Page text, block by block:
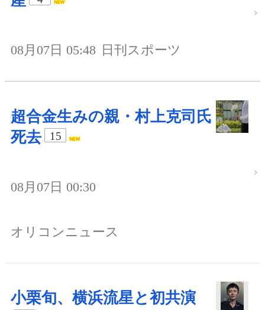
08月07日 05:48 日刊スポーツ
超合金生みの親・村上克司氏
死去
15
08月07日 00:30
オリコンニュース
小栗旬、横浜流星と初共演